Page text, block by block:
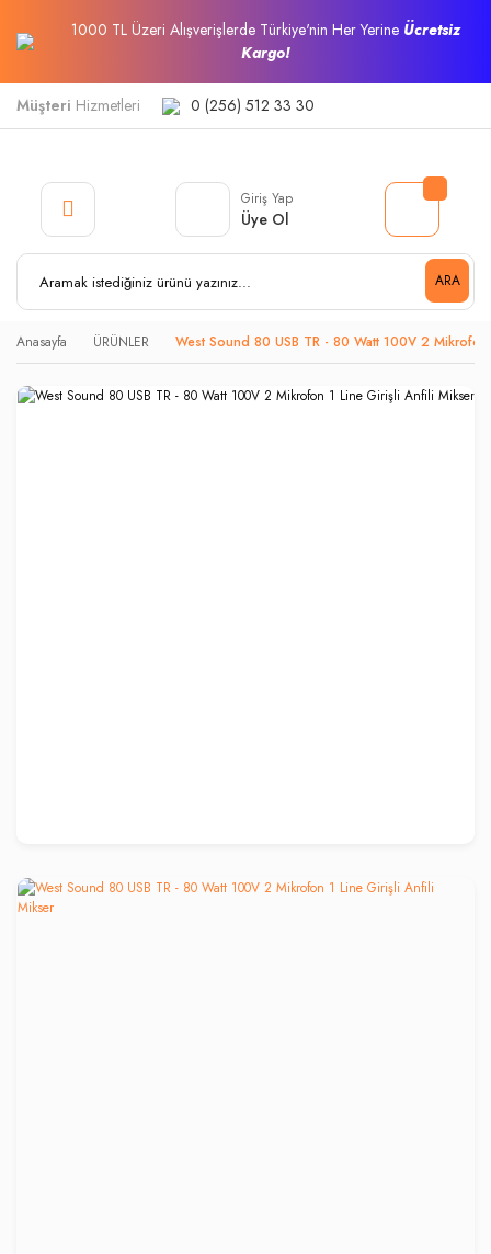
1000 TL Üzeri Alışverişlerde Türkiye'nin Her Yerine Ücretsiz
Kargo!
Müşteri Hizmetleri 0 (256) 512 33 30
ARA
Giriş Yap
Üye Ol
Anasayfa ÜRÜNLER West Sound 80 USB TR - 80 Watt 100V 2